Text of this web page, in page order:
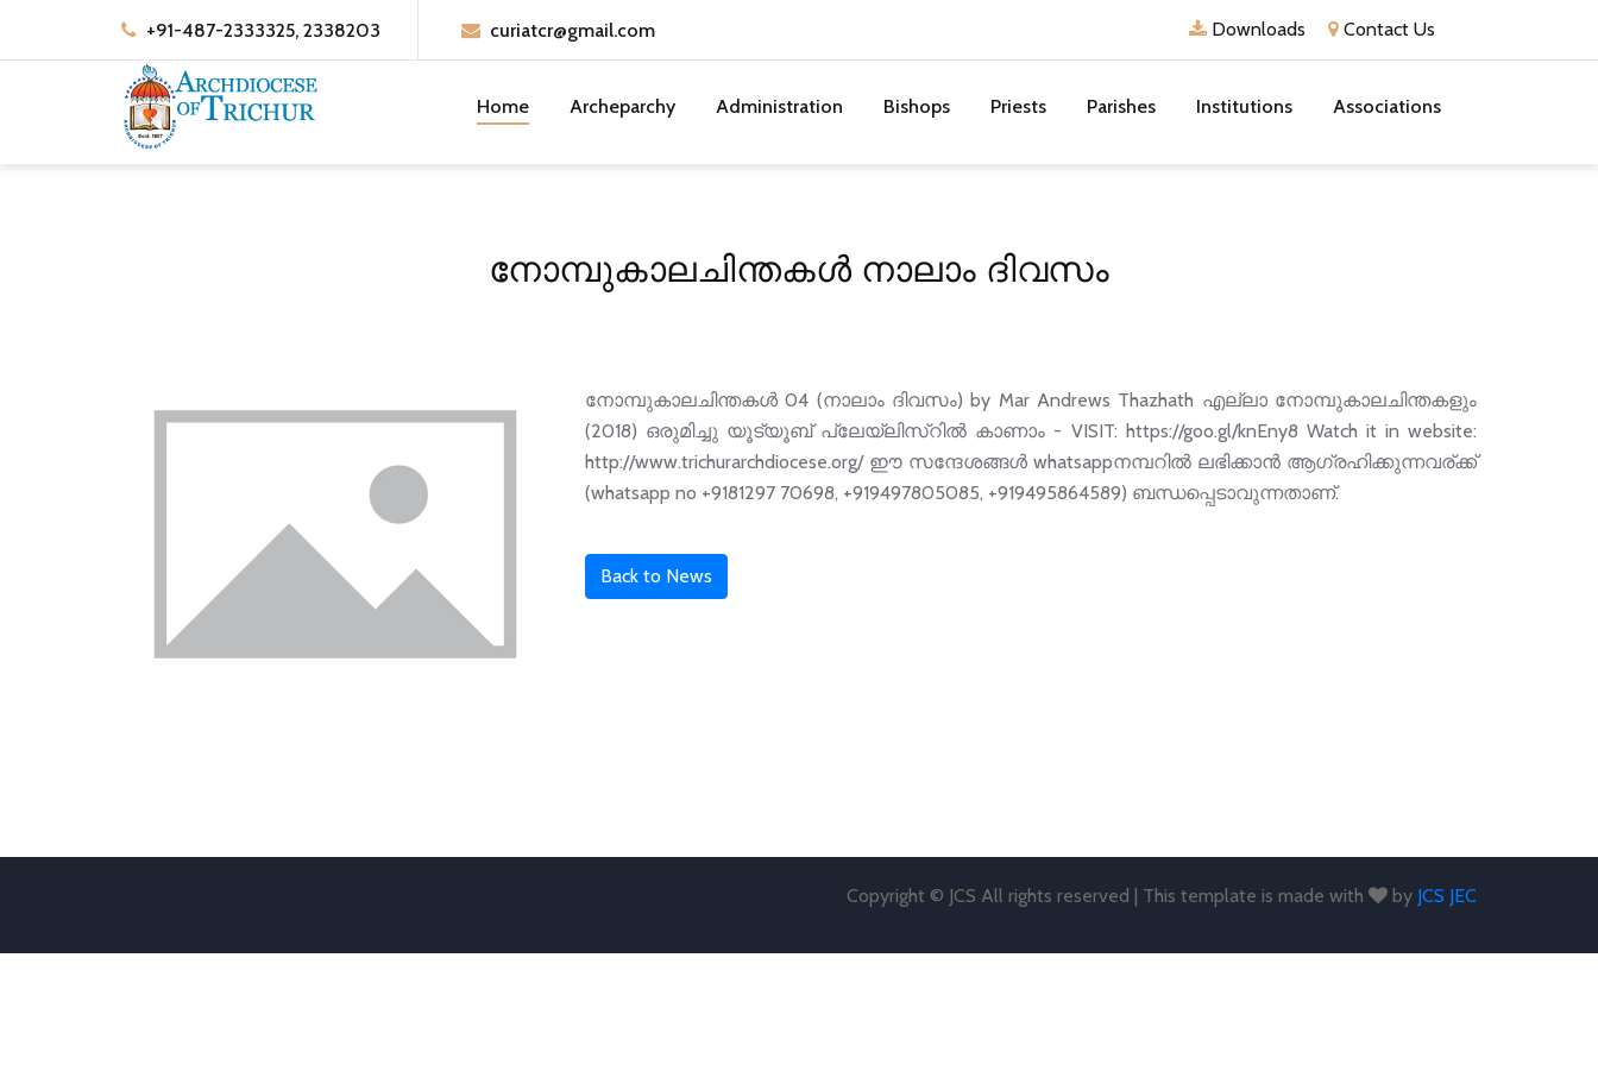
+91-487-2333325, 2338203 curiatcr@gmail.com Downloads Contact Us
Home Archeparchy Administration Bishops Priests Parishes Institutions Associations
നോമ്പുകാലചിന്തകൾ നാലാം ദിവസം
നോമ്പുകാലചിന്തകൾ 04 (നാലാം ദിവസം) by Mar Andrews Thazhath എല്ലാ നോമ്പുകാലചിന്തകളും
(2018) ഒരുമിച്ചു യൂട്യൂബ് പ്ലേയ്‌ലിസ്റിൽ കാണാം - VISIT: https://goo.gl/knEny8 Watch it in website:
http://www.trichurarchdiocese.org/ ഈ സന്ദേശങ്ങള്‍ whatsappനമ്പറില്‍ ലഭിക്കാന്‍ ആഗ്രഹിക്കുന്നവര്ക്ക്
(whatsapp no +9181297 70698, +919497805085, +919495864589) ബന്ധപ്പെടാവുന്നതാണ്.
Back to News
Copyright © JCS All rights reserved | This template is made with by JCS JEC